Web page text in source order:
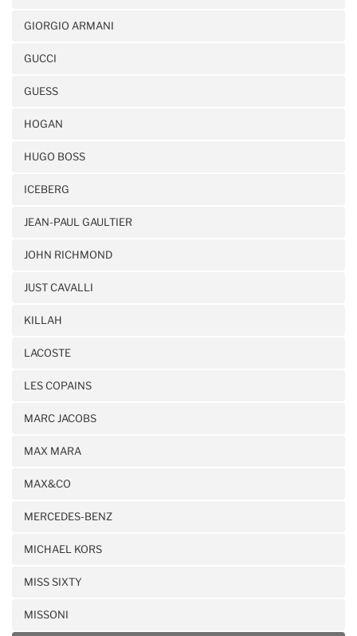
GIORGIO ARMANI
GUCCI
GUESS
HOGAN
HUGO BOSS
ICEBERG
JEAN-PAUL GAULTIER
JOHN RICHMOND
JUST CAVALLI
KILLAH
LACOSTE
LES COPAINS
MARC JACOBS
MAX MARA
MAX&CO
MERCEDES-BENZ
MICHAEL KORS
MISS SIXTY
MISSONI